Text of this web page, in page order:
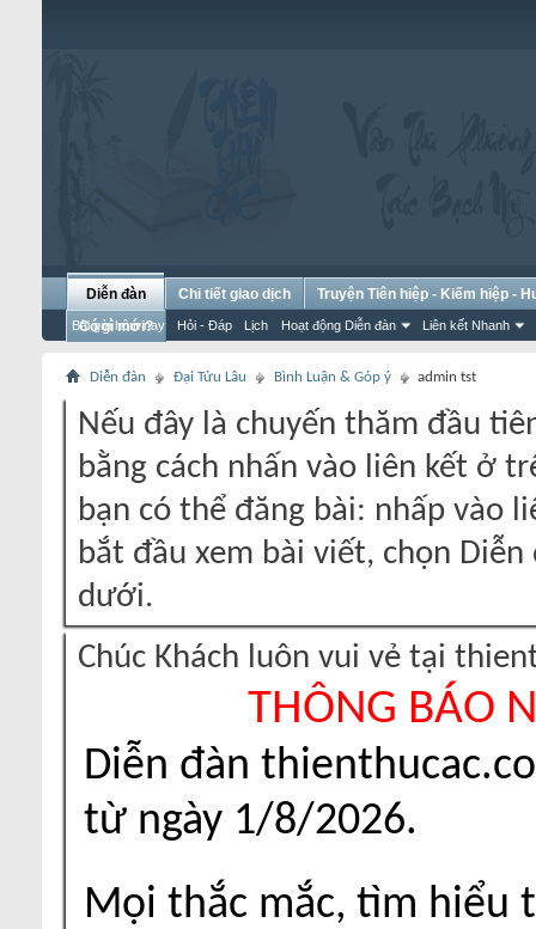
Diễn đàn
Bài gửi hôm nay Hỏi - Đáp Lịch Hoạt động Diễn đàn Liên kết Nhanh
Chi tiết giao dịch
Truyện Tiên hiệp - Kiếm hiệp -
Có gì mới?
Diễn đàn Đại Tửu Lâu Bình Luận & Góp ý admin tst
Nếu đây là chuyến thăm đầu
bằng cách nhấn vào liên kết ở
bạn có thể đăng bài: nhấp vào
bắt đầu xem bài viết, chọn
dưới.
Chúc Khách luôn vui vẻ tại
THÔNG BÁO
Diễn đàn
từ ngày 1/8/2026.
Mọi thắc mắc, tìm hiểu